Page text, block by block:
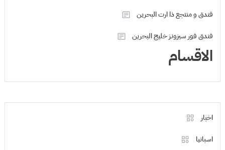
فندق و منتجع ذا ارت البحرين
فندق فور سيزونز خليج البحرين
الاقسام
اخبار
اسبانيا